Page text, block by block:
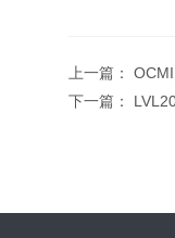
上一篇：
下一篇：